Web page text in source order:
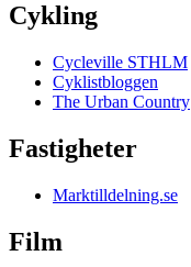
Cykling
Cycleville STHLM
Cyklistbloggen
The Urban Country
Fastigheter
Marktilldelning.se
Film